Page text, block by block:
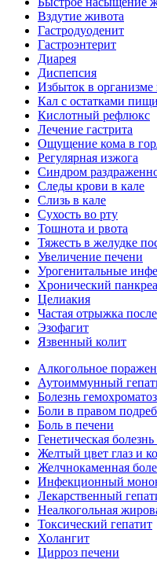
Вздутие живота
Гастродуоденит
Гастроэнтерит
Диарея
Диспепсия
Избыток в
Кал с остатками пищи
Кислотный рефлюкс
Лечение гастрита
Ощущение кома в
Регулярная изжога
Синдром
Следы крови в кале
Слизь в кале
Сухость во рту
Тошнота и рвота
Тяжесть в желудке
Увеличение печени
Урогенитальные
Хронический
Целиакия
Частая отрыжка
Эзофагит
Язвенный колит
Алкогольное
Аутоиммунный
Болезнь гемохроматоз
Боли в правом
Боль в печени
Генетическая
Желтый цвет глаз и
Желчнокаменная
Инфекционный
Лекарственный
Неалкогольная
Токсический гепатит
Холангит
Цирроз печени